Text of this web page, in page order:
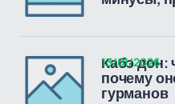
Кабэ дон:
почему
гурманов
13/01/2026